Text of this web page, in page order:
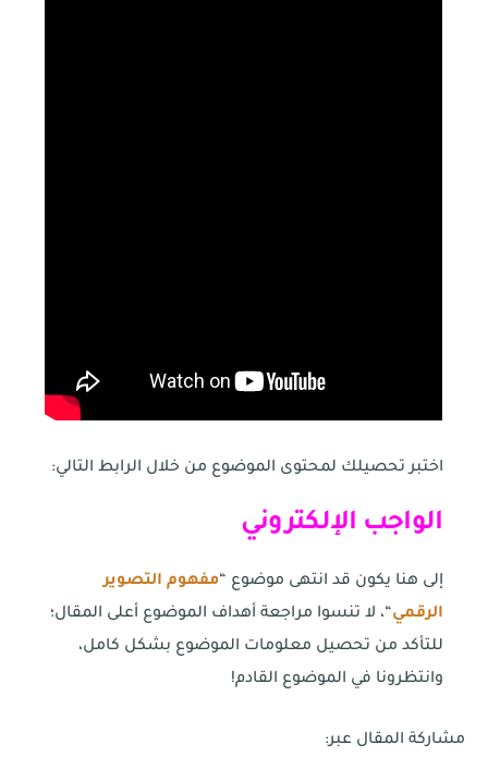
اختبر تحصيلك لمحتوى الموضوع من خلال الرابط التالي:
الواجب الإلكتروني
إلى هنا يكون قد انتهى موضوع “مفهوم التصوير
الرقمي“، لا تنسوا مراجعة أهداف الموضوع أعلى المقال؛
للتأكد من تحصيل معلومات الموضوع بشكل كامل،
وانتظرونا في الموضوع القادم!
مشاركة المقال عبر: